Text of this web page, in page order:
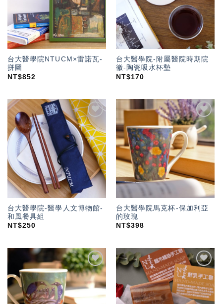
台大醫學院NTUCM×雷諾瓦-
拼圖
NT$852
台大醫學院-附屬醫院時期院
徽-陶瓷吸水杯墊
NT$170
加入
「願
望輕
單」
台大醫學院-醫學人文博物館-
和風餐具組
NT$250
加入
「願
望輕
單」
台大醫學院馬克杯-保加利亞
的玫瑰
NT$398
加入
「願
望輕
單」
加入
「願
望輕
單」